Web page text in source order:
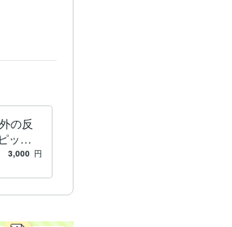
の反
ック
い
3,000 円